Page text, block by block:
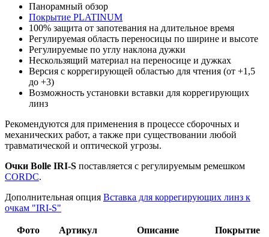
Панорамный обзор
Покрытие PLATINUM
100% защита от запотевания на длительное время
Регулируемая область переносицы по ширине и высоте
Регулируемые по углу наклона дужки
Нескользящий материал на переносице и дужках
Версия с коррегирующей областью для чтения (от +1,5
до +3)
Возможность установки вставки для коррегирующих
линз
Рекомендуются для применения в процессе сборочных и
механических работ, а также при существовании любой
травматической и оптической угрозы.
Очки Bolle IRI-S поставляется с регулируемым ремешком
CORDC.
Дополнительная опция Вставка для коррегирующих линз к
очкам "IRI-S"
Фото Артикул Описание Покрытие